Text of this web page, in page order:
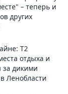
– теперь и
других
Т2
отдыха и
дикими
Ленобласти